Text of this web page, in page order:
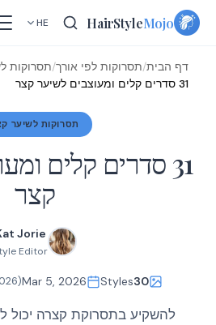
Skip
HairStyleMojo
HE
דף הבית/תסרוקות לפי אורך/תסרוקות
31 סדרים קלים ומעוצבים לשיער קצר
תסרוקות לשיער
31 סדרים קלים
קצר
Jorie
Editor
30
Styles
Mar 5, 2026
(Updated:
להשקיע בתסרוקת קצרה יכול